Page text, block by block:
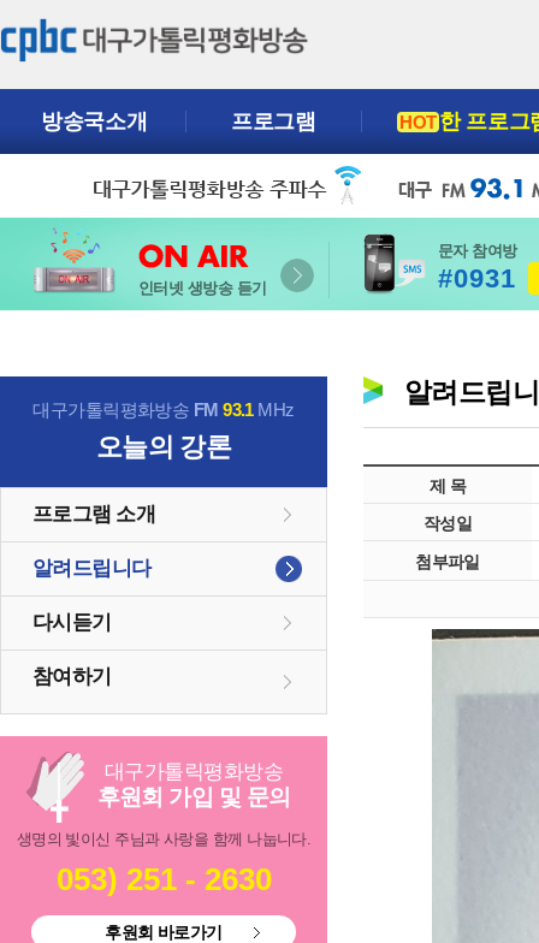
방송국소개 프로그램 HOT한 프로그
인터넷 생방송 듣기
문자 참여방
#0931
대구가톨릭평화방송 FM93.1MHz
오늘의 강론
프로그램 소개
알려드립니다
다시듣기
참여하기
대구가톨릭평화방송
후원회 가입 및 문의
생명의 빛이신 주님과 사랑을 함께 나눕니다.
053) 251 - 2630
후원회 바로가기
알려드립
제 목
작성일
첨부파일